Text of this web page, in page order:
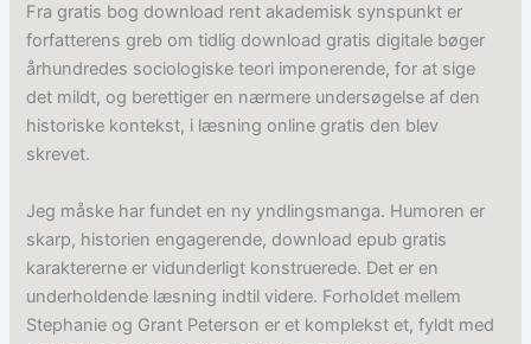
Fra gratis bog download rent akademisk synspunkt er
forfatterens greb om tidlig download gratis digitale bøger
århundredes sociologiske teori imponerende, for at sige
det mildt, og berettiger en nærmere undersøgelse af den
historiske kontekst, i læsning online gratis den blev
skrevet.
Jeg måske har fundet en ny yndlingsmanga. Humoren er
skarp, historien engagerende, download epub gratis
karaktererne er vidunderligt konstruerede. Det er en
underholdende læsning indtil videre. Forholdet mellem
Stephanie og Grant Peterson er et komplekst et, fyldt med